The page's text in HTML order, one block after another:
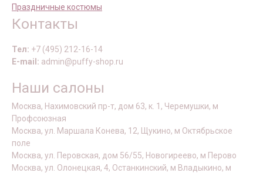
Праздничные костюмы
Контакты
Тел: +7 (495) 212-16-14
E-mail: admin@puffy-shop.ru
Наши салоны
Москва, Нахимовский пр-т, дом 63, к. 1, Черемушки, м
Профсоюзная
Москва, ул. Маршала Конева, 12, Щукино, м Октябрьское
поле
Москва, ул. Перовская, дом 56/55, Новогиреево, м Перово
Москва, ул. Олонецкая, 4, Останкинский, м Владыкино, м